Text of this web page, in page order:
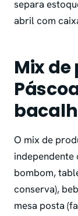
separa
abril com
Mix
O mix de
bombom,
conserva),
mesa posta